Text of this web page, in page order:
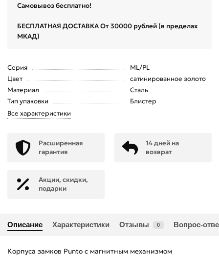
Самовывоз бесплатно!
БЕСПЛАТНАЯ ДОСТАВКА От 30000 рублей (в пределах
МКАД)
Серия
ML/PL
Цвет
сатинированное золото
Материал
Сталь
Тип упаковки
Блистер
Все характеристики
Расширенная
гарантия
14 дней на
возврат
Акции, скидки,
подарки
Описание Характеристики Отзывы 0 Вопрос-
Корпуса замков Punto c магнитным механизмом